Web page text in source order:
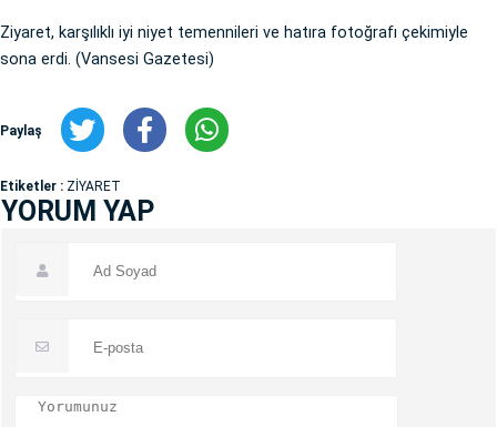
Ziyaret, karşılıklı iyi niyet temennileri ve hatıra fotoğrafı çekimiyle
sona erdi. (Vansesi Gazetesi)
Paylaş
Etiketler : ZİYARET
YORUM YAP